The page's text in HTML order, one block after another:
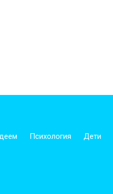
Психология Дети